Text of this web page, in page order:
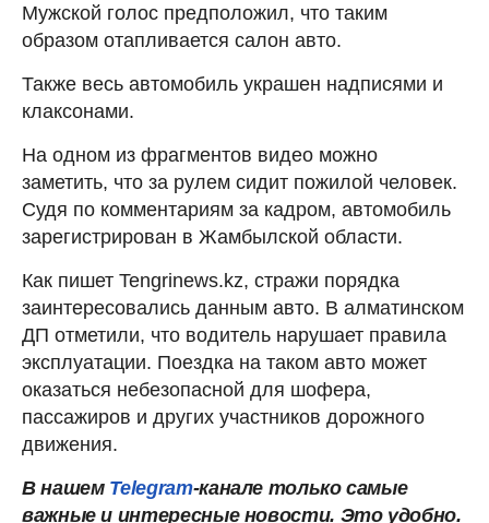
Мужской голос предположил, что таким
образом отапливается салон авто.
Также весь автомобиль украшен надписями и
клаксонами.
На одном из фрагментов видео можно
заметить, что за рулем сидит пожилой человек.
Судя по комментариям за кадром, автомобиль
зарегистрирован в Жамбылской области.
Как пишет Tengrinews.kz, стражи порядка
заинтересовались данным авто. В алматинском
ДП отметили, что водитель нарушает правила
эксплуатации. Поездка на таком авто может
оказаться небезопасной для шофера,
пассажиров и других участников дорожного
движения.
В нашем Telegram-канале только самые
важные и интересные новости. Это удобно.